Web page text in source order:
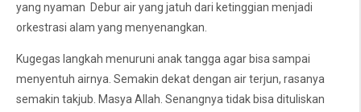
yang nyaman Debur air yang jatuh dari ketinggian menjadi
orkestrasi alam yang menyenangkan.
Kugegas langkah menuruni anak tangga agar bisa sampai
menyentuh airnya. Semakin dekat dengan air terjun, rasanya
semakin takjub. Masya Allah. Senangnya tidak bisa dituliskan